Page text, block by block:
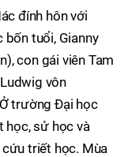
đính hôn với
tuổi, Gianny
con gái viên Tam
vôn
trường Đại học
học, sử học và
triết học. Mùa